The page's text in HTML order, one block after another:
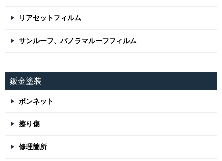
リアセットフィルム
サンルーフ、パノラマルーフフィルム
鈑金塗装
ボンネット
擦り傷
修理箇所